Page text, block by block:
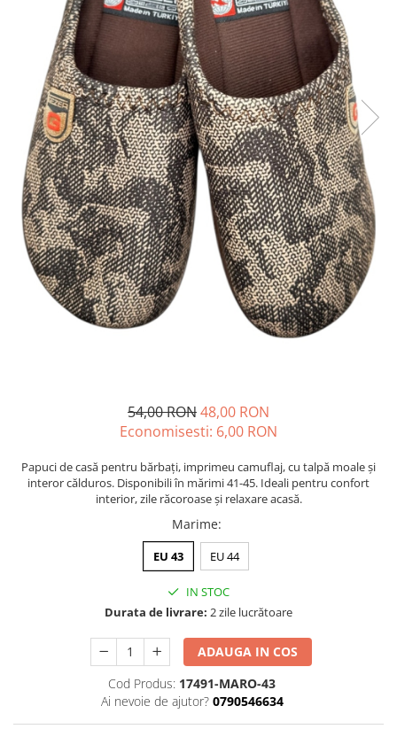
54,00 RON48,00 RON
Economisesti: 6,00 RON
Papuci de casă pentru bărbați, imprimeu camuflaj, cu talpă moale și
interor călduros. Disponibili în mărimi 41-45. Ideali pentru confort
interior, zile răcoroase și relaxare acasă.
Marime:
EU 43 EU 44
IN STOC
Durata de livrare: 2 zile lucrătoare
ADAUGA IN COS
Cod Produs: 17491-MARO-43
Ai nevoie de ajutor? 0790546634